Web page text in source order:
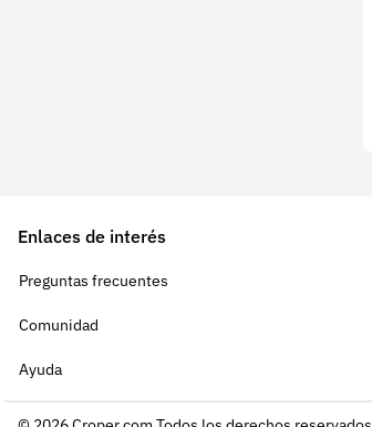
Enlaces de interés
Preguntas frecuentes
Comunidad
Ayuda